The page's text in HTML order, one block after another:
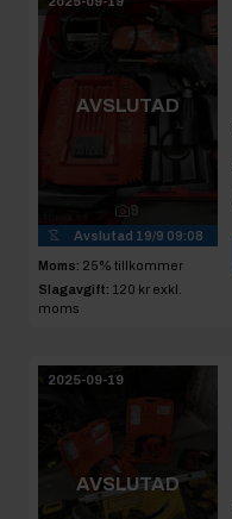
AVSLUTAD
9
Avslutad 19/9 09:08
Moms: 25% tillkommer
Slagavgift: 120 kr exkl.
moms
2025-09-19
AVSLUTAD